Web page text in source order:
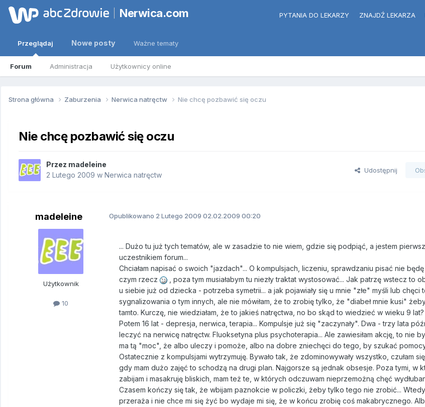
Nerwica.com PYTANIA DO LEKARZY ZNAJDŹ LEKARZA
Przeglądaj
Forum Administracja Użytkownicy online
Nowe posty Ważne tematy
Strona główna Zaburzenia Nerwica natręctw Nie chcę pozbawić się oczu
Nie chcę pozbawić się oczu
Przez madeleine
2 Lutego 2009 w Nerwica natręctw
Udostępnij
madeleine
Użytkownik
10
Opublikowano 2 Lutego 2009 02.02.2009 00:20
... Dużo tu już tych tematów, ale w zasadzie to nie wiem, gdzie się podpiąć, a jestem
uczestnikiem forum...
Chciałam napisać o swoich "jazdach"... O kompulsjach, liczeniu, sprawdzaniu pisać nie
czym rzecz
, poza tym musiałabym tu niezły traktat wystosować... Jak patrzę wstecz to
u siebie już od dziecka - potrzeba symetrii... a jak pojawiały się u mnie "złe" myśli lub chęci
sygnalizowania o tym innych, ale nie mówiłam, że to zrobię tylko, że "diabeł mnie kusi"
tamto. Kurczę, nie wiedziałam, że to jakieś natręctwa, no bo skąd to wiedzieć w wieku 9 lat?
Potem 16 lat - depresja, nerwica, terapia... Kompulsje już się "zaczynały". Dwa - trzy lata
leczyć na nerwicę natręctw. Fluoksetyna plus psychoterapia... Ale zawiesiłam akcję, to nie
ma tą "moc", że albo uleczy i pomoże, albo na dobre zniechęci do tego, by szukać
Ostatecznie z kompulsjami wytrzymuję. Bywało tak, że zdominowywały wszystko, czułam
gdy mam dużo zajęć to schodzą na drugi plan. Najgorsze są jednak obsesje. Poza tymi, w
zabijam i masakruję bliskich, mam też te, w których odczuwam nieprzemożną chęć
Czasem kończy się tak, że wbijam paznokcie w policzki, żeby tylko tego nie zrobić...
przeraża i nie chce mi się żyć bo wydaje mi się, że w końcu zrobię coś makabrycznego.